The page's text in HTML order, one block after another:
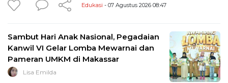
Edukasi - 07 Agustus 2026 08:47
Sambut Hari Anak Nasional, Pegadaian
Kanwil VI Gelar Lomba Mewarnai dan
Pameran UMKM di Makassar
Lisa Emilda